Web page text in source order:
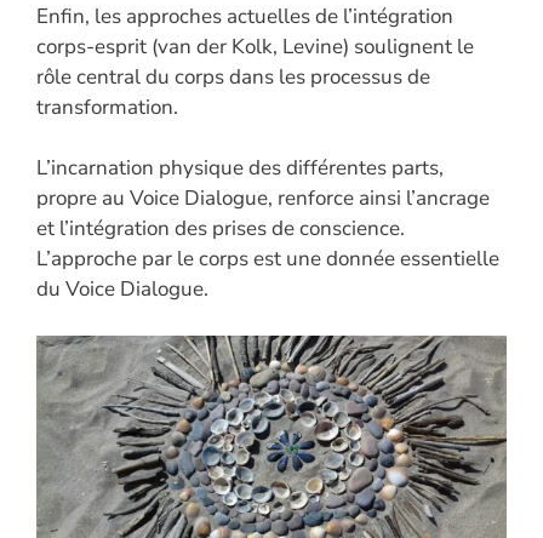
Enfin, les approches actuelles de l’intégration
corps-esprit (van der Kolk, Levine) soulignent le
rôle central du corps dans les processus de
transformation.
L’incarnation physique des différentes parts,
propre au Voice Dialogue, renforce ainsi l’ancrage
et l’intégration des prises de conscience.
L’approche par le corps est une donnée essentielle
du Voice Dialogue.